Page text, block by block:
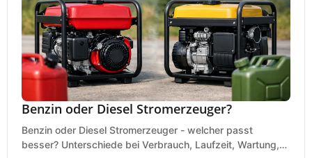
Benzin oder Diesel Stromerzeuger?
Benzin oder Diesel Stromerzeuger - welcher passt
besser? Unterschiede bei Verbrauch, Laufzeit, Wartung,